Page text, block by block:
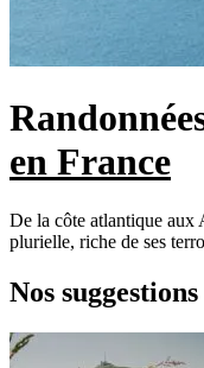
en France
De la côte atlantique aux
plurielle, riche de ses
Nos suggestions